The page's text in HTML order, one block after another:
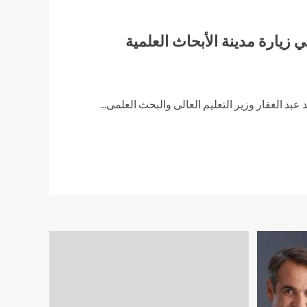
مدينة الأبحاث العلمية
الغفار وزير التعليم العالى والبحث العلمى...